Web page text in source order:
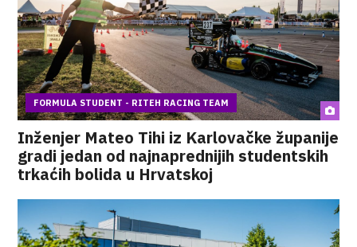
FORMULA STUDENT - RITEH RACING TEAM
Inženjer Mateo Tihi iz Karlovačke županije
gradi jedan od najnaprednijih studentskih
trkaćih bolida u Hrvatskoj